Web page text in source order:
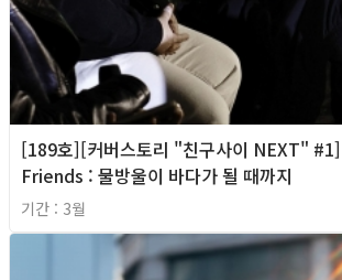
[189호][커버스토리 "친구사이 NEXT"
Friends : 물방울이 바다가 될 때까지
기간 : 3월